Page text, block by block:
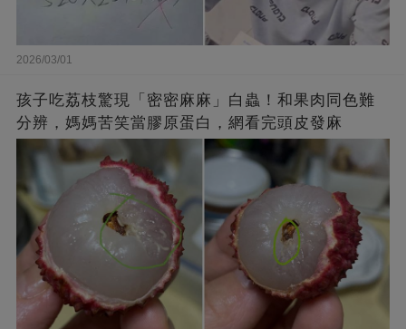
2026/03/01
孩子吃荔枝驚現「密密麻麻」白蟲！和果肉同色難
分辨，媽媽苦笑當膠原蛋白，網看完頭皮發麻